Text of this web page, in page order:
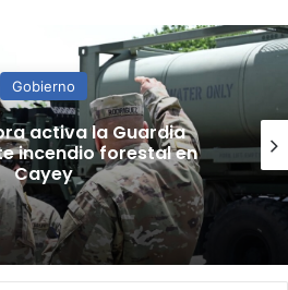
Gobierno
a la medida”:
aprobación
ubicación de Esencia